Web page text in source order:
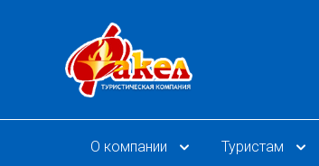
О компании Туристам